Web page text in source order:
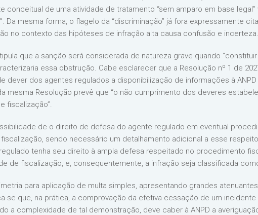
de uma atividade de tratamento “sem amparo em base legal”
Da mesma forma, o flagelo da “discriminação” já fora expressamente
no contexto das hipóteses de infração alta causa confusão e incerteza.
que a sanção será considerada de natureza grave quando
essa obstrução. Cabe esclarecer que a Resolução nº 1 de
dever dos agentes regulados a disponibilização de informações à
mesma Resolução prevê que “o não cumprimento dos deveres
fiscalização”.
de o direito de defesa do agente regulado em eventual
sendo necessário um detalhamento adicional a esse
tenha seu direito à ampla defesa respeitado no procedimento
de fiscalização, e, consequentemente, a infração seja classificada
para aplicação de multa simples, apresentando grandes
se que, na prática, a comprovação da efetiva cessação de um
a complexidade de tal demonstração, deve caber à ANPD a